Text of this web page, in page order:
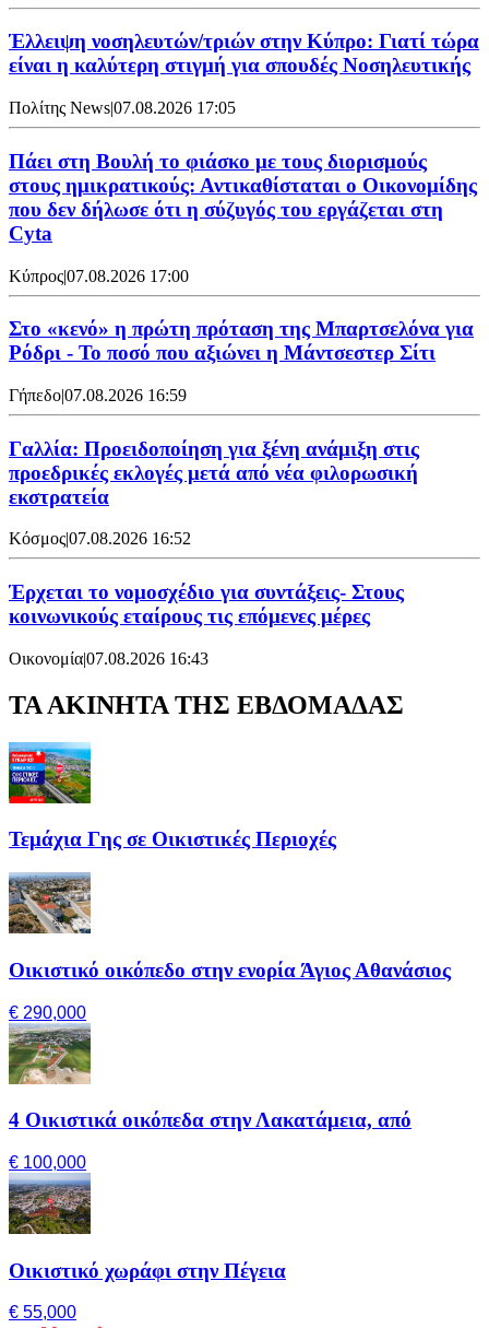
Έλλειψη νοσηλευτών/τριών στην Κύπρο: Γιατί τώρα
είναι η καλύτερη στιγμή για σπουδές Νοσηλευτικής
Πολίτης News|07.08.2026 17:05
Πάει στη Βουλή το φιάσκο με τους διορισμούς
στους ημικρατικούς: Αντικαθίσταται ο Οικονομίδης
που δεν δήλωσε ότι η σύζυγός του εργάζεται στη
Cyta
Κύπρος|07.08.2026 17:00
Στο «κενό» η πρώτη πρόταση της Μπαρτσελόνα για
Ρόδρι - Το ποσό που αξιώνει η Μάντσεστερ Σίτι
Γήπεδο|07.08.2026 16:59
Γαλλία: Προειδοποίηση για ξένη ανάμιξη στις
προεδρικές εκλογές μετά από νέα φιλορωσική
εκστρατεία
Κόσμος|07.08.2026 16:52
Έρχεται το νομοσχέδιο για συντάξεις- Στους
κοινωνικούς εταίρους τις επόμενες μέρες
Οικονομία|07.08.2026 16:43
ΤΑ ΑΚΙΝΗΤΑ ΤΗΣ ΕΒΔΟΜΑΔΑΣ
Τεμάχια Γης σε Οικιστικές Περιοχές
Οικιστικό οικόπεδο στην ενορία Άγιος Αθανάσιος
€ 290,000
4 Οικιστικά οικόπεδα στην Λακατάμεια, από
€ 100,000
Οικιστικό χωράφι στην Πέγεια
€ 55,000